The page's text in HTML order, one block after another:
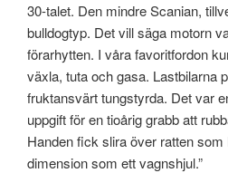
30-talet. Den mindre Scanian,
bulldogtyp. Det vill säga motorn
förarhytten. I våra favoritfordon
växla, tuta och gasa. Lastbilarna
fruktansvärt tungstyrda. Det var
uppgift för en tioårig grabb att
Handen fick slira över ratten
dimension som ett vagnshjul.”